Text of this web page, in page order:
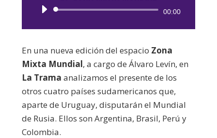
Reproductor
00:00
En una nueva edición del espacio Zona
Mixta Mundial, a cargo de Álvaro Levín, en
La Trama analizamos el presente de los
otros cuatro países sudamericanos que,
aparte de Uruguay, disputarán el Mundial
de Rusia. Ellos son Argentina, Brasil, Perú y
Colombia.